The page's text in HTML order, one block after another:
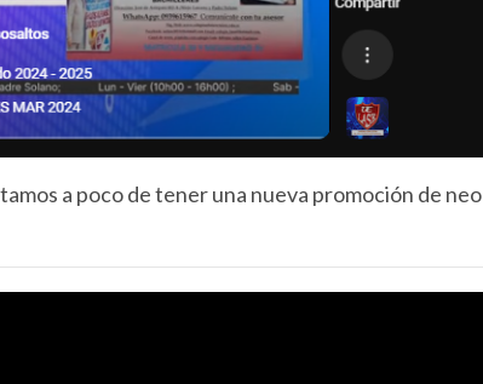
a poco de tener una nueva promoción de neo